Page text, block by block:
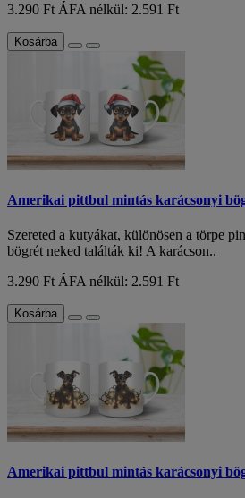
3.290 Ft ÁFA nélkül: 2.591 Ft
Kosárba
Amerikai pittbul mintás karácsonyi
Szereted a kutyákat, különösen a törpe
bögrét neked találták ki! A karácson..
3.290 Ft ÁFA nélkül: 2.591 Ft
Kosárba
Amerikai pittbul mintás karácsonyi